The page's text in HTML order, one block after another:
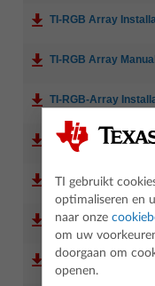
TI-RGB Array
TI-RGB Array
TI-RGB-Array
TI-RGB Array 安装
TI-Innovator™
TI-Innovator™
TI-Innovator™
TI gebruikt
optimaliseren en
naar onze
om uw
doorgaan om
openen.